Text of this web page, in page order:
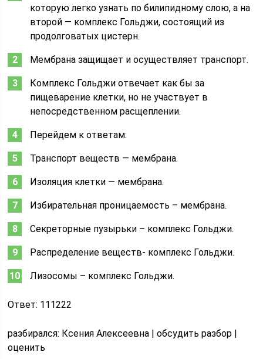
которую легко узнать по билипидному слою, а на
второй — комплекс Гольджи, состоящий из
продолговатых цистерн.
Мембрана защищает и осуществляет транспорт.
Комплекс Гольджи отвечает как бы за
пищеварение клетки, но не участвует в
непосредственном расщеплении.
Перейдем к ответам:
Транспорт веществ — мембрана.
Изоляция клетки — мембрана.
Избирательная проницаемость – мембрана.
Секреторные пузырьки – комплекс Гольджи.
Распределение веществ- комплекс Гольджи.
Лизосомы – комплекс Гольджи.
Ответ: 111222
pазбирался: Ксения Алексеевна | обсудить разбор |
оценить